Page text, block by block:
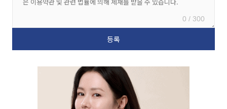
0 / 300